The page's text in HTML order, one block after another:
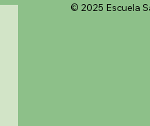
© 2025 Escuela